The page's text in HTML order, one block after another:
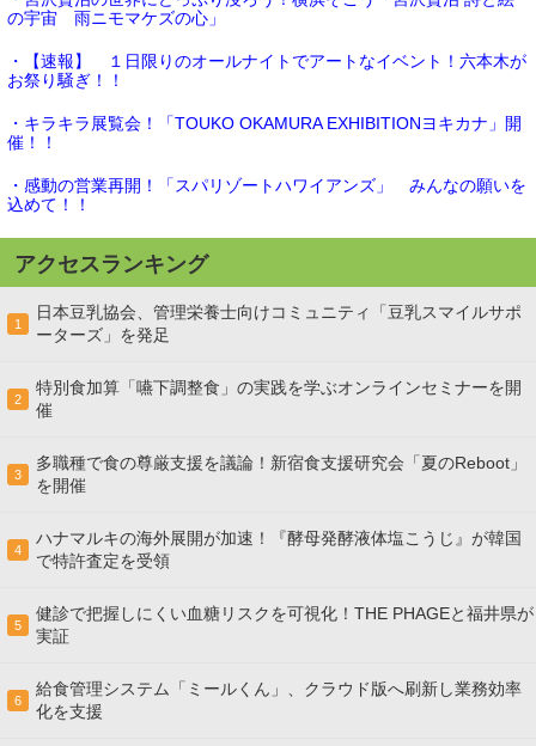
の宇宙 雨ニモマケズの心」
・【速報】 １日限りのオールナイトでアートなイベント！六本木が
お祭り騒ぎ！！
・キラキラ展覧会！「TOUKO OKAMURA EXHIBITIONヨキカナ」開
催！！
・感動の営業再開！「スパリゾートハワイアンズ」 みんなの願いを
込めて！！
アクセスランキング
1
日本豆乳協会、管理栄養士向けコミュニティ「豆乳スマイルサポ
ーターズ」を発足
2
特別食加算「嚥下調整食」の実践を学ぶオンラインセミナーを開
催
3
多職種で食の尊厳支援を議論！新宿食支援研究会「夏のReboot」
を開催
4
ハナマルキの海外展開が加速！『酵母発酵液体塩こうじ』が韓国
で特許査定を受領
5
健診で把握しにくい血糖リスクを可視化！THE PHAGEと福井県が
実証
6
給食管理システム「ミールくん」、クラウド版へ刷新し業務効率
化を支援